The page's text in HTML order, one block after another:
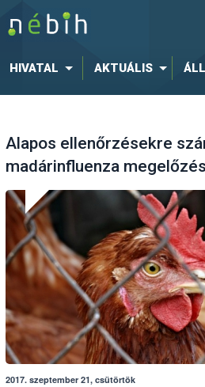
HIVATAL AKTUÁLIS
Alapos ellenőrzésekre
madárinfluenza
2017. szeptember 21, csütörtök